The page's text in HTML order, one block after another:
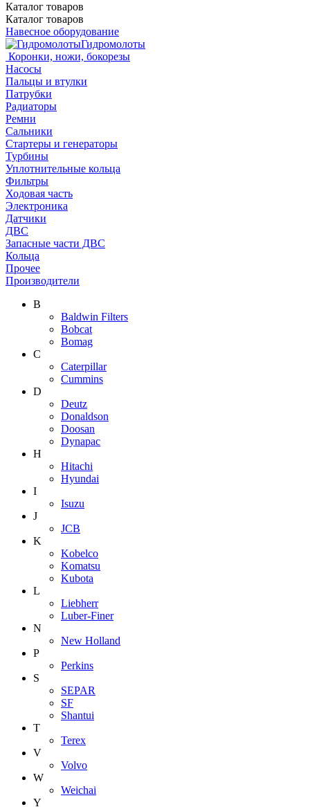
Каталог товаров
Каталог товаров
Навесное оборудование
Гидромолоты
Коронки, ножи, бокорезы
Насосы
Пальцы и втулки
Патрубки
Радиаторы
Ремни
Сальники
Стартеры и генераторы
Турбины
Уплотнительные кольца
Фильтры
Ходовая часть
Электроника
Датчики
ДВС
Запасные части ДВС
Кольца
Прочее
Производители
B
Baldwin Filters
Bobcat
Bomag
C
Caterpillar
Cummins
D
Deutz
Donaldson
Doosan
Dynapac
H
Hitachi
Hyundai
I
Isuzu
J
JCB
K
Kobelco
Komatsu
Kubota
L
Liebherr
Luber-Finer
N
New Holland
P
Perkins
S
SEPAR
SF
Shantui
T
Terex
V
Volvo
W
Weichai
Y